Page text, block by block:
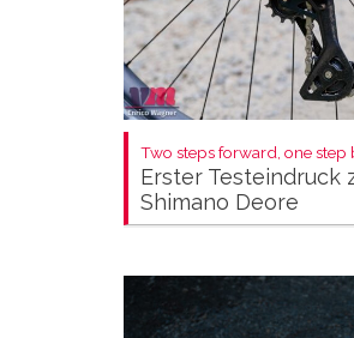
Two steps forward, one step
Erster Testeindruck
Shimano Deore